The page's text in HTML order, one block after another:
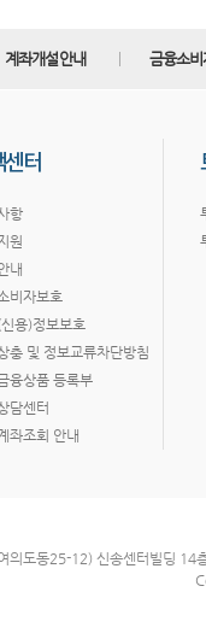
계좌개설안내 금융소
터
항
원
내
비자보호
용)정보보호
충 및 정보교류차단방침
융상품 등록부
담센터
좌조회 안내
의도동25-12) 신송센터빌딩